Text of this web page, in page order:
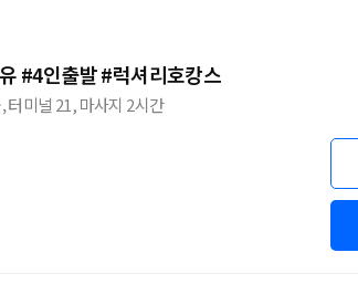
#4인출발 #럭셔리호캉스
터미널 21, 마사지 2시간